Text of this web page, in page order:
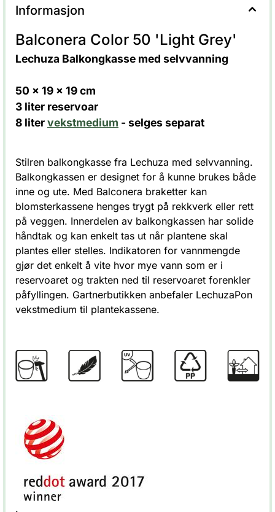
Informasjon
Balconera Color 50 'Light Grey'
Lechuza Balkongkasse med selvvanning
50 x 19 x 19 cm
3 liter reservoar
8 litervekstmedium - selges separat
Stilren balkongkasse fra Lechuza med selvvanning.
Balkongkassen er designet for å kunne brukes både
inne og ute. Med Balconera braketter kan
blomsterkassene henges trygt på rekkverk eller rett
på veggen. Innerdelen av balkongkassen har solide
håndtak og kan enkelt tas ut når plantene skal
plantes eller stelles. Indikatoren for vannmengde
gjør det enkelt å vite hvor mye vann som er i
reservoaret og trakten ned til reservoaret forenkler
påfyllingen. Gartnerbutikken anbefaler LechuzaPon
vekstmedium til plantekassene.
.